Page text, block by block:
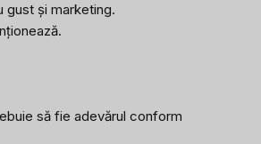
gust și marketing.
să fie adevărul conform